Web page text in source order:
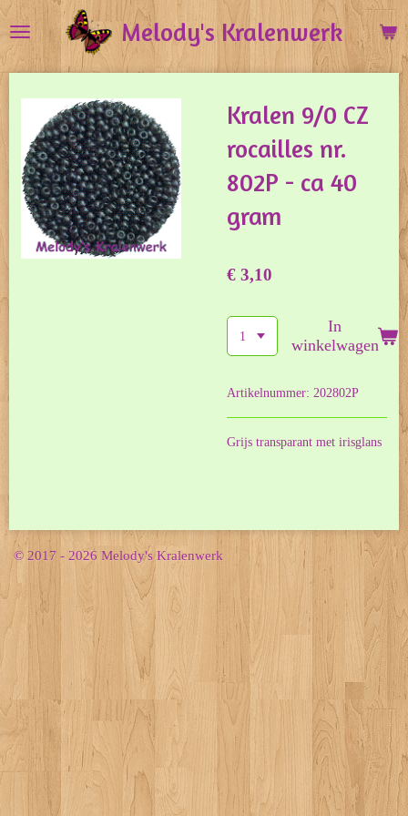
direct
naar
hoofdinhoud
Melody's Kralenwerk
Kralen 9/0 CZ
rocailles nr.
802P - ca 40
gram
€ 3,10
In
winkelwagen
Artikelnummer: 202802P
Grijs transparant met irisglans
© 2017 - 2026 Melody's Kralenwerk